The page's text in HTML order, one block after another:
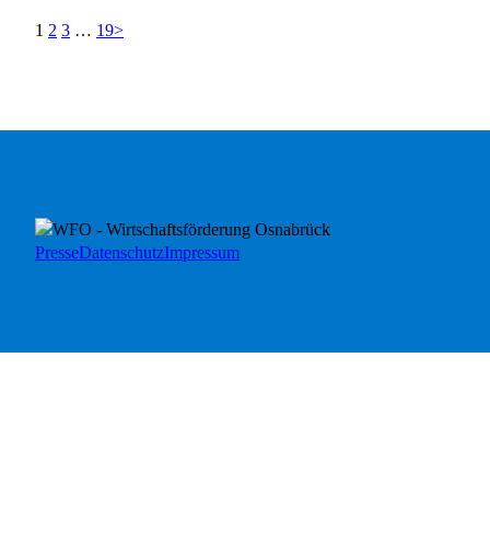
1 2 3 … 19>
PresseDatenschutzImpressum